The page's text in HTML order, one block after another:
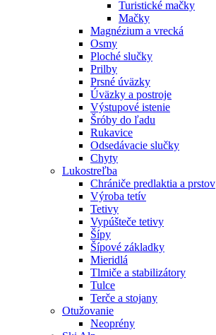
Turistické mačky
Mačky
Magnézium a vrecká
Osmy
Ploché slučky
Prilby
Prsné úväzky
Úväzky a postroje
Výstupové istenie
Šróby do ľadu
Rukavice
Odsedávacie slučky
Chyty
Lukostreľba
Chrániče predlaktia a prstov
Výroba tetív
Tetivy
Vypúšteče tetivy
Šípy
Šípové základky
Mieridlá
Tlmiče a stabilizátory
Tulce
Terče a stojany
Otužovanie
Neoprény